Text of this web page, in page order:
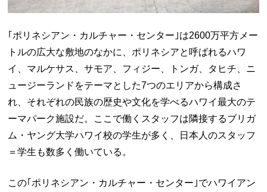
｢ポリネシアン・カルチャー・センター｣は2600万平方メー
トルの広大な敷地のなかに、ポリネシアと呼ばれるハワ
イ、マルケサス、サモア、フィジー、トンガ、タヒチ、ニ
ュージーランドをテーマとした7つのエリアから構成さ
れ、それぞれの民族の歴史や文化を学べるハワイ最大のテ
ーマパーク施設だ。ここで働くスタッフは隣接するブリガ
ム・ヤング大学ハワイ校の学生が多く、日本人のスタッフ
＝学生も数多く働いている。
この｢ポリネシアン・カルチャー・センター｣でハワイアン